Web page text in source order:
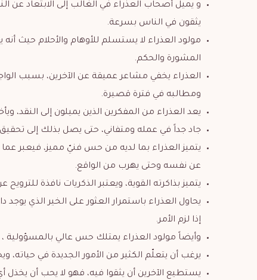
و يميل أصحاب العذراء في الغالب إلى الابتعاد عن
يثقون في الناس بسرعة.
مولود العذراء لا يستسلم للأوهام والأحلام حيث
المشورة والحكم.
العذراء يخفي مشاعر عميقة عن الآخرين، بسبب
ومطالبه في فترة قصيرة.
يعد العذراء من المفكرين الذين يميلون إلى النقد،
جاد جداً في عمله ومتفاني، حتى يصل بذلك إلى تحقيق
يتميز العذراء بما لديه من حس فنيّ مميز، فيعبر
عن نفسه وحتى يهرب من الواقع.
يتميز بذاكرته القوية، ويعتبر الذكريات نافذة
يحاول العذراء باستمرار العثور على الخير الذي
إذا لزم الأمر.
وأيضاً مولود العذراء يمتلك حس عالي بالمسؤولية
يرغب أن يتعلّم الكثير من الأمور الجديدة في حياته،
يستطيع الآخرين أن يثقوا فيه، فهو لا يحب أن